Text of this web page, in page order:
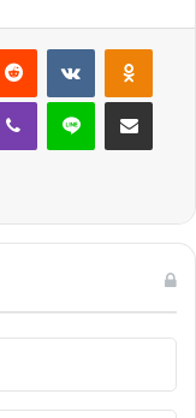
Reddit VKontakte
Viber Line E-Posta ile